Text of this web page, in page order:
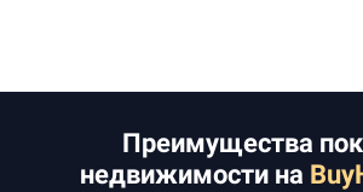
Преимущества
недвижимости на